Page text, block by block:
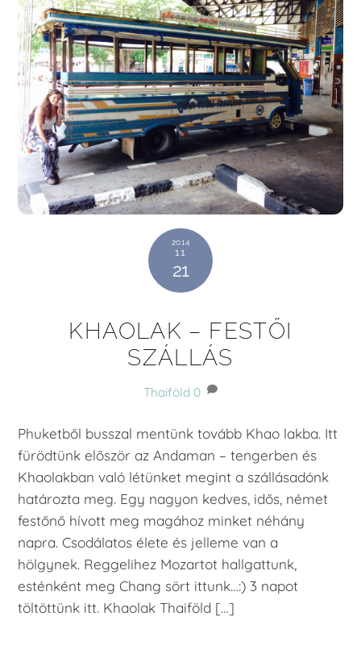
2014
11
21
KHAOLAK – FESTŐI
SZÁLLÁS
Thaiföld 0
Phuketből busszal mentünk tovább Khao lakba. Itt
fürödtünk először az Andaman – tengerben és
Khaolakban való létünket megint a szállásadónk
határozta meg. Egy nagyon kedves, idős, német
festőnő hívott meg magához minket néhány
napra. Csodálatos élete és jelleme van a
hölgynek. Reggelihez Mozartot hallgattunk,
esténként meg Chang sört ittunk…:) 3 napot
töltöttünk itt. Khaolak Thaiföld […]